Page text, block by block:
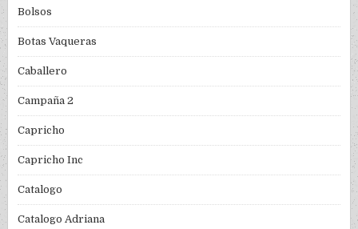
Bolsos
Botas Vaqueras
Caballero
Campaña 2
Capricho
Capricho Inc
Catalogo
Catalogo Adriana